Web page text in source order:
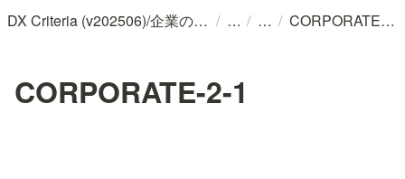
DX Criteria (v202506)/企業のデジタル化とソフトウェア活用のためのガイドライン / / / CORPORATE-2-1
CORPORATE-2-1